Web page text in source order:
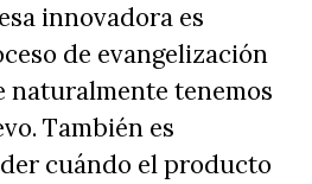
innovadora es
de evangelización
naturalmente tenemos
También es
cuándo el producto